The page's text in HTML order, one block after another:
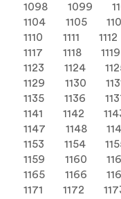
1098
1099
1104
1105
1110
1111 1112
1117
1118 1119
1123
1124
1129
1130
1135
1136
1141
1142
1147
1148
1153
1154
1159
1160
1165
1166
1171
1172